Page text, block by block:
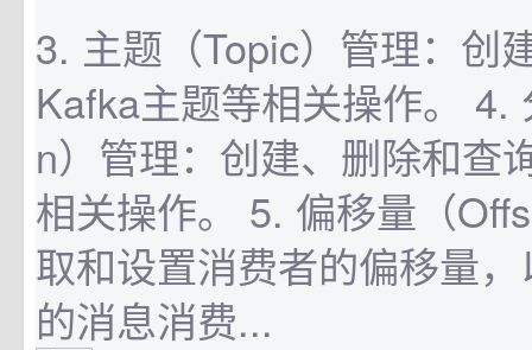
3. 主题（Topic）管理：创
Kafka主题等相关操作。 4.
n）管理：创建、删除和查
相关操作。 5. 偏移量（
取和设置消费者的偏移量
的消息消费...